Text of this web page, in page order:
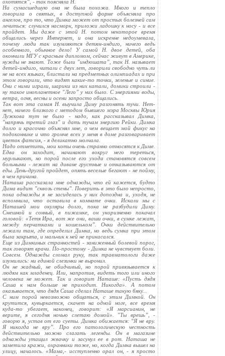
охотятся”, - так поясняла Н.
На сумасшедшую она не была похожа. Много и тепло
говорила о святых, в доступной форме объясняла про
ангелов, про то, что Димка может от простых болезней сам
лечиться: случился насморк, приложи ладошку к носу - и все
пройдет. Мы даже с этой Н. потом некоторое время
общались через Интернет, и она искренне недоумевала,
почему люди так изумляются детям-индиго, ничего ведь
особенного, обычное дело! У самой Н. двое детей, оба
окончили МГУ с красным дипломом, сейчас живут в Америке,
нужды не знают. Тоже были "индюшата”, так Н. называет
детей-индиго, читали с двух лет, говорили свободно чуть ли
не на всех языках, блистали на предметных олимпиадах и при
этом говорили, что видят какие-то точки, зеленые и синие.
Они с ними играли, шарики из них катали, домики строили -
ну такое инопланетное "Лего” у них было. С энергиями воды,
ветра, огня, весны и осени запросто общались.
Так вот эта самая Н. выучила Диму разгонять тучи. Нет-
нет, ничего близкого с методом бывшего мэра Москвы Юрия
Лужкова тут не было - надо, как рассказывал Димка,
"напрячь третий глаз” и дать тучам энергию Рейки. Димка
долго и красочно объяснял мне, о чем вещает мой фикус на
подоконнике и что громче всех у меня в доме разговаривает
цветок фатсия, - я деликатно молчала.
Надо отметить, мои коты очень странно относятся к Диме.
Едва он заходит, начинают вокруг него тереться,
мурлыкают, но порой после его ухода становятся совсем
больными - лежат на диване грустные и отказываются от
еды. День-другой пройдет, опять веселые бегают - не пойму,
в чем причина.
Наташа рассказала мне однажды, что ей кажется, будто
Дима видит "сквозь стены”. Поверить в это было непросто,
пока однажды я не засиделась у них допоздна и, уходя, не
вспомнила, что оставила в комнате очки. Искали мы с
Наташей мои окуляры долго, пока не разбудили Диму.
Смешной и сонный, в пижамке, он укоризненно покачал
головой: «Тетя Ира, вот же они, ваши очки, в сумке лежат,
между перчатками и кошельком”. Очки действительно
лежали там, где определил Димка, но ведь сумка при этом
была закрыта, и мальчик к ней не прикасался.
Еще из Димкиных странностей - заниженный болевой порог,
так говорят врачи. По-простому - Димка не чувствует боли.
Совсем. Однажды сломал руку, так травматологи даже
изумились: ни единой слезинки не выронил.
Он не жадный, не обидчивый, но порой привязывается к
людям как младенец. Или, напротив, видеть того или иного
человека не может. Так и говорит Наташе: «Пусть дядя
Саша к нам больше не приходит. Никогда». А потом
оказывается, что дядя Саша сделал Наташе такую бяку...
С ним порой невозможно общаться, с этим Димкой. Он
крутится, кувыркается, скачет на одной ноге, все время
куда-то убегает, наконец, говорит: «Я марсианин, не
верите, я сегодня ночью слетаю домой». "Ты врешь”, -
говорю я, устав от его суеты. Димка обижается: "Я не вру.
Я никогда не вру”. Про его патологическую честность
действительно можно слагать легенды. Он в магазине
однажды утащил жвачку и засунул ее в рот. Наташа не
заметила кражи, охранники тоже, но, когда Димка вышел на
улицу, началось. «Мама,- исступленно орал он, - я просто